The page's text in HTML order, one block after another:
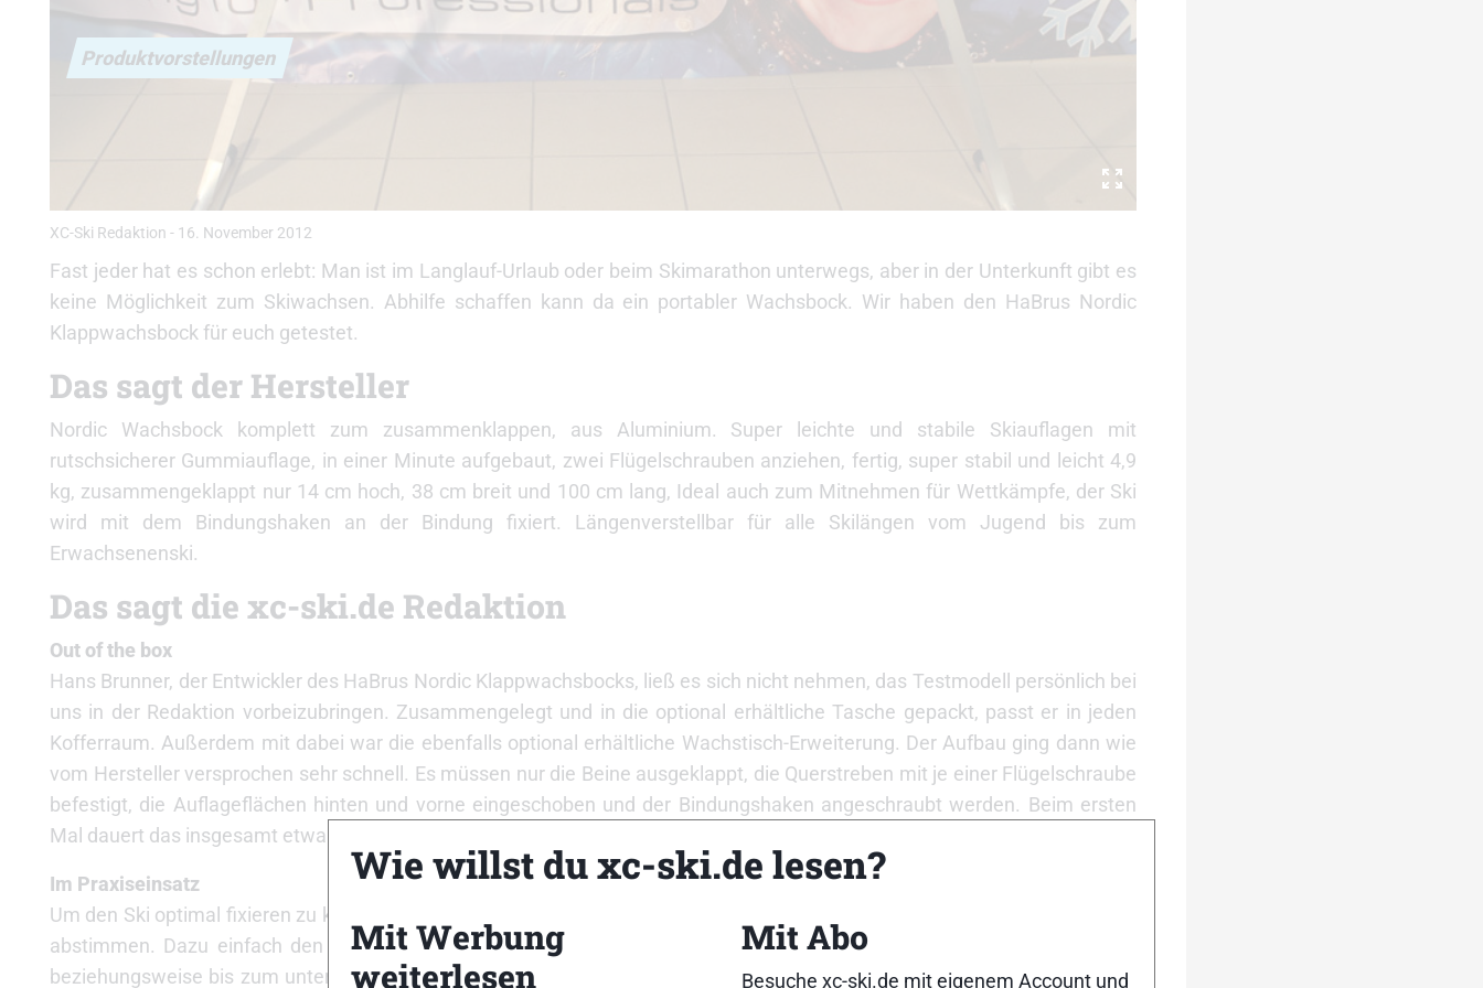
Produktvorstellungen
XC-Ski Redaktion - 16. November 2012
Fast jeder hat es schon erlebt: Man ist im Langlauf-Urlaub oder beim Skimarathon unterwegs, aber in der Unterkunft gibt es
keine Möglichkeit zum Skiwachsen. Abhilfe schaffen kann da ein portabler Wachsbock. Wir haben den HaBrus Nordic
Klappwachsbock für euch getestet.
Das sagt der Hersteller
Nordic Wachsbock komplett zum zusammenklappen, aus Aluminium. Super leichte und stabile Skiauflagen mit
rutschsicherer Gummiauflage, in einer Minute aufgebaut, zwei Flügelschrauben anziehen, fertig, super stabil und leicht 4,9
kg, zusammengeklappt nur 14 cm hoch, 38 cm breit und 100 cm lang, Ideal auch zum Mitnehmen für Wettkämpfe, der Ski
wird mit dem Bindungshaken an der Bindung fixiert. Längenverstellbar für alle Skilängen vom Jugend bis zum
Erwachsenenski.
Das sagt die xc-ski.de Redaktion
Out of the box
Hans Brunner, der Entwickler des HaBrus Nordic Klappwachsbocks, ließ es sich nicht nehmen, das Testmodell persönlich bei
uns in der Redaktion vorbeizubringen. Zusammengelegt und in die optional erhältliche Tasche gepackt, passt er in jeden
Kofferraum. Außerdem mit dabei war die ebenfalls optional erhältliche Wachstisch-Erweiterung. Der Aufbau ging dann wie
vom Hersteller versprochen sehr schnell. Es müssen nur die Beine ausgeklappt, die Querstreben mit je einer Flügelschraube
befestigt, die Auflageflächen hinten und vorne eingeschoben und der Bindungshaken angeschraubt werden. Beim ersten
Mal dauert das insgesamt etwa zwei bis drei Minuten. Dann steht der Wachsbock stabil und ist bereit für den Einsatz.
Im Praxiseinsatz
Um den Ski optimal fixieren zu können, sollte man vor dem ersten Wachsvorgang die Auflageflächen auf die Länge des Skis
abstimmen. Dazu einfach den Ski leicht auflegen, am Bindungshaken ausrichten und die Auflageflächen bis zur Spitze
beziehungsweise bis zum unteren Ende des Skis ausziehen. Das gelingt ohne große Mühen. Dann wird die Bindung in den
Wie willst du xc-ski.de lesen?
Mit Werbung
weiterlesen
Mit Abo
Besuche xc-ski.de mit eigenem Account und